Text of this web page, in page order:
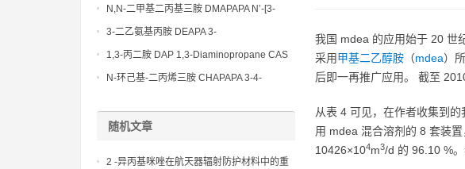
我国 mdea 的应用始于 20 世
采用甲基二乙醇胺 （mdea）
后即一再推广应用。 截至
从表 4 可见，在作者收集到
用 mdea 混合溶剂的 8 套装
10426×104m3/d 的 96.10 %
Bis(3-aminopropyl)-ethylenediamine CAS
No10563-26-5
N,N-二甲基二丙基三胺 DMAPAPA N’-[3-
(dimethylamino)propyllpropane-1,3-
diamine CAS No10563-29-8
3-二乙氨基丙胺 DEAPA 3-
(Diethylamino)propylamine CAS No 104-
1,3-丙二胺 DAP 1,3-Diaminopropane CAS
No 109-76-2
N-环己基-二丙烯三胺 CHAPAPA 3-4-
随机文章
2 -异丙基咪唑在航天器辐射防护材料中的重